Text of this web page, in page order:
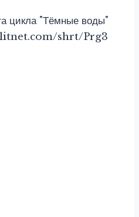
цикла "Тёмные воды"
litnet.com/shrt/Prg3